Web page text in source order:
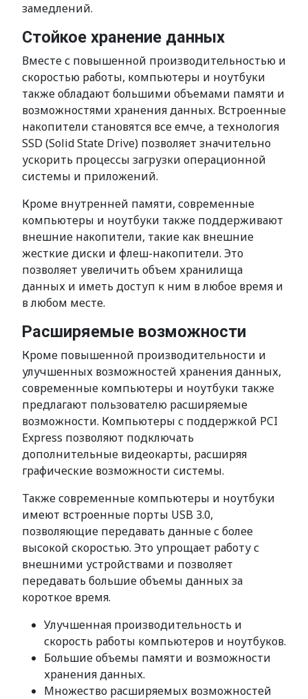
замедлений.
Стойкое хранение данных
Вместе с повышенной производительностью и
скоростью работы, компьютеры и ноутбуки
также обладают большими объемами памяти и
возможностями хранения данных. Встроенные
накопители становятся все емче, а технология
SSD (Solid State Drive) позволяет значительно
ускорить процессы загрузки операционной
системы и приложений.
Кроме внутренней памяти, современные
компьютеры и ноутбуки также поддерживают
внешние накопители, такие как внешние
жесткие диски и флеш-накопители. Это
позволяет увеличить объем хранилища
данных и иметь доступ к ним в любое время и
в любом месте.
Расширяемые возможности
Кроме повышенной производительности и
улучшенных возможностей хранения данных,
современные компьютеры и ноутбуки также
предлагают пользователю расширяемые
возможности. Компьютеры с поддержкой PCI
Express позволяют подключать
дополнительные видеокарты, расширяя
графические возможности системы.
Также современные компьютеры и ноутбуки
имеют встроенные порты USB 3.0,
позволяющие передавать данные с более
высокой скоростью. Это упрощает работу с
внешними устройствами и позволяет
передавать большие объемы данных за
короткое время.
Улучшенная производительность и
скорость работы компьютеров и ноутбуков.
Большие объемы памяти и возможности
хранения данных.
Множество расширяемых возможностей